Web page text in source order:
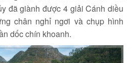
đã giành được 4 giải Cánh diều
chân nghỉ ngơi và chụp hình
dốc chín khoanh.